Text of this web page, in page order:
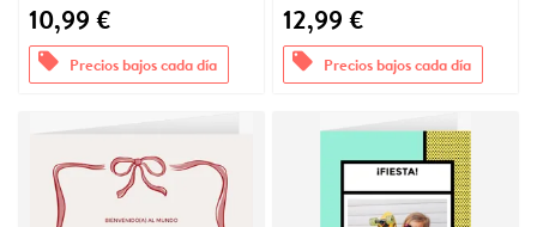
10,99 €
offers Precios bajos cada día
12,99 €
offers Precios bajos cada día